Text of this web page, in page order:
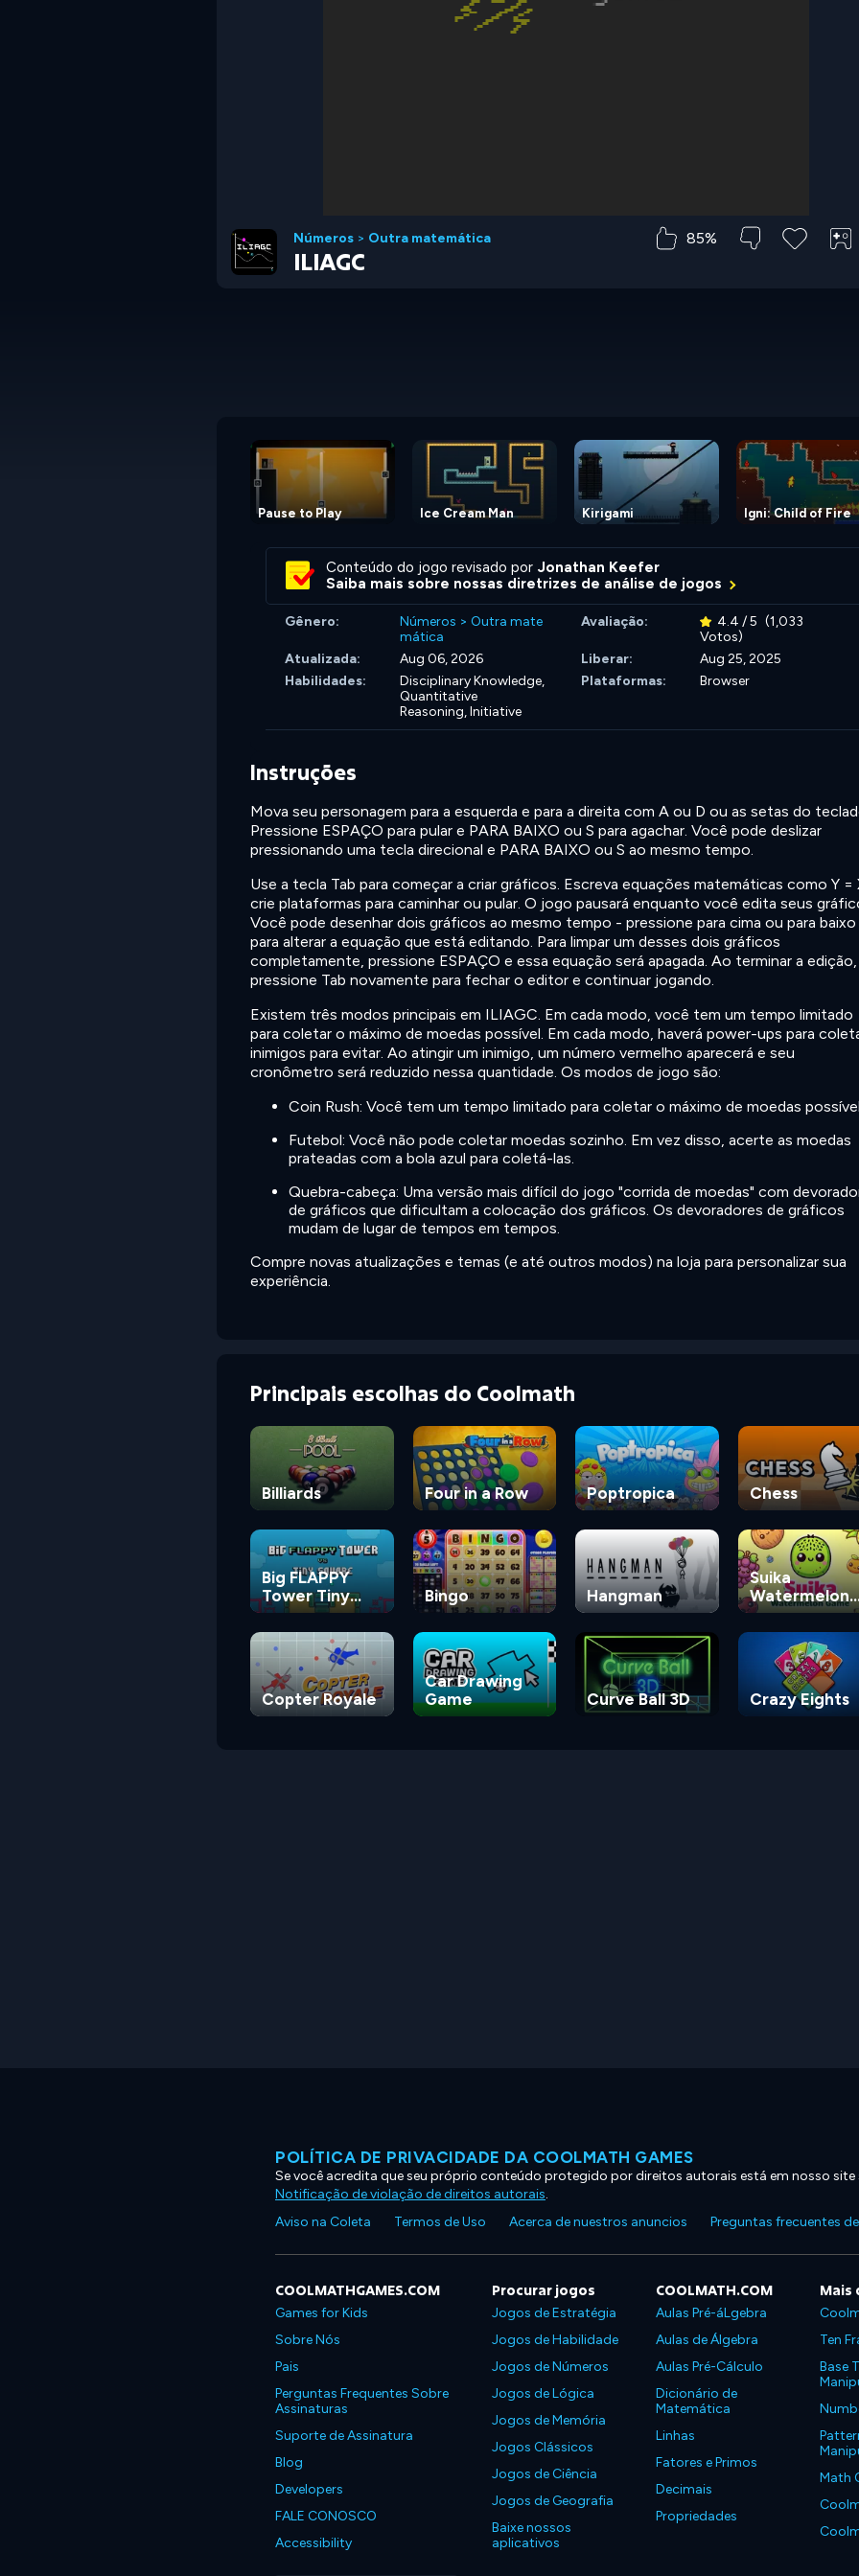
Números > Outra matemática 85%
ILIAGC
Pause to Play Ice Cream Man Kirigami Igni: Child of Fire
Conteúdo do jogo revisado por Jonathan Keefer
Saiba mais sobre nossas diretrizes de análise de jogos
Gênero: Números > Outra mate
mática
Avaliação: 4.4 / 5 (1,033
Votos)
Atualizada:
Aug 06, 2026 Liberar:
Aug 25, 2025
Habilidades:
Disciplinary Knowledge,
Quantitative
Reasoning,Initiative
Plataformas: Browser
Instruções
Mova seu personagem para a esquerda e para a direita com A ou D ou as setas do
Pressione ESPAÇO para pular e PARA BAIXO ou S para agachar. Você pode deslizar
pressionando uma tecla direcional e PARA BAIXO ou S ao mesmo tempo.
Use a tecla Tab para começar a criar gráficos. Escreva equações matemáticas como Y =
crie plataformas para caminhar ou pular. O jogo pausará enquanto você edita seus
Você pode desenhar dois gráficos ao mesmo tempo - pressione para cima ou para baixo
para alterar a equação que está editando. Para limpar um desses dois gráficos
completamente, pressione ESPAÇO e essa equação será apagada. Ao terminar a edição,
pressione Tab novamente para fechar o editor e continuar jogando.
Existem três modos principais em ILIAGC. Em cada modo, você tem um tempo limitado
para coletar o máximo de moedas possível. Em cada modo, haverá power-ups para
inimigos para evitar. Ao atingir um inimigo, um número vermelho aparecerá e seu
cronômetro será reduzido nessa quantidade. Os modos de jogo são:
Coin Rush: Você tem um tempo limitado para coletar o máximo de moedas
Futebol: Você não pode coletar moedas sozinho. Em vez disso, acerte as moedas
prateadas com a bola azul para coletá-las.
Quebra-cabeça: Uma versão mais difícil do jogo "corrida de moedas" com
de gráficos que dificultam a colocação dos gráficos. Os devoradores de gráficos
mudam de lugar de tempos em tempos.
Compre novas atualizações e temas (e até outros modos) na loja para personalizar sua
experiência.
Principais escolhas do Coolmath
Billiards Four in a Row Poptropica Chess
Big FLAPPY
Tower Tiny
Square
Bingo Hangman
Suika
Watermelon
Game
Copter Royale
Car Drawing
Game
Curve Ball 3D Crazy Eights
POLÍTICA DE PRIVACIDADE DA COOLMATH GAMES
Se você acredita que seu próprio conteúdo protegido por direitos autorais está em nosso site
Notificação de violação de direitos autorais.
Aviso na Coleta
Termos de Uso Acerca de nuestros anuncios Preguntas frecuentes
COOLMATHGAMES.COM
Games for Kids
Sobre Nós
Pais
Perguntas Frequentes Sobre
Assinaturas
Suporte de Assinatura
Blog
Developers
FALE CONOSCO
Accessibility
Procurar jogos
Jogos de Estratégia
Jogos de Habilidade
Jogos de Números
Jogos de Lógica
Jogos de Memória
Jogos Clássicos
Jogos de Ciência
Jogos de Geografia
Baixe nossos
aplicativos
COOLMATH.COM
Aulas Pré-áLgebra
Aulas de Álgebra
Aulas Pré-Cálculo
Dicionário de
Matemática
Linhas
Fatores e Primos
Decimais
Propriedades
Mais
Ten
Base
Math